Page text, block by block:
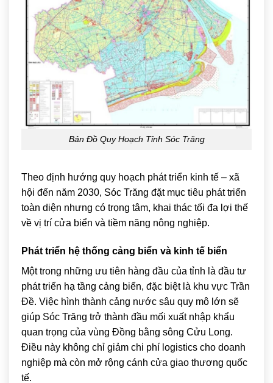
Bản Đồ Quy Hoạch Tỉnh Sóc Trăng
Theo định hướng quy hoạch phát triển kinh tế – xã
hội đến năm 2030, Sóc Trăng đặt mục tiêu phát triển
toàn diện nhưng có trọng tâm, khai thác tối đa lợi thế
về vị trí cửa biển và tiềm năng nông nghiệp.
Phát triển hệ thống cảng biển và kinh tế biển
Một trong những ưu tiên hàng đầu của tỉnh là đầu tư
phát triển hạ tầng cảng biển, đặc biệt là khu vực Trần
Đề. Việc hình thành cảng nước sâu quy mô lớn sẽ
giúp Sóc Trăng trở thành đầu mối xuất nhập khẩu
quan trọng của vùng Đồng bằng sông Cửu Long.
Điều này không chỉ giảm chi phí logistics cho doanh
nghiệp mà còn mở rộng cánh cửa giao thương quốc
tế.